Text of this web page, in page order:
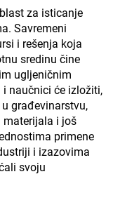
za isticanje
Savremeni
i rešenja koja
sredinu čine
ugljeničnim
naučnici će izložiti,
građevinarstvu,
i još
primene
i izazovima
svoju